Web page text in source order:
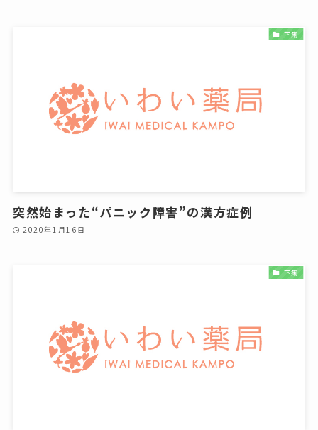
下痢
突然始まった“パニック障害”の漢方症例
2020年1月16日
下痢